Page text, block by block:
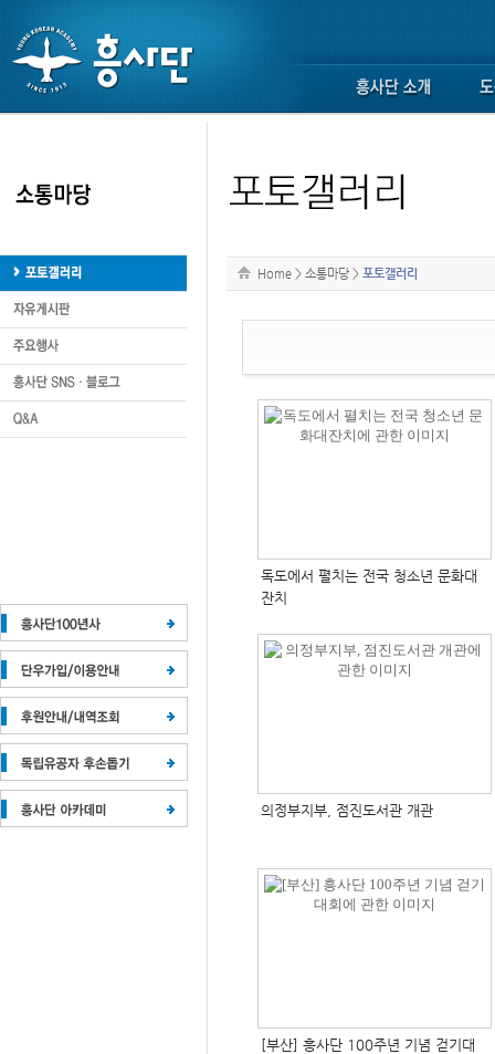
Home > 소통마당 > 포토갤러리
독도에서 펼치는 전국 청소년 문화대
잔치
의정부지부, 점진도서관 개관
[부산] 흥사단 100주년 기념 걷기대